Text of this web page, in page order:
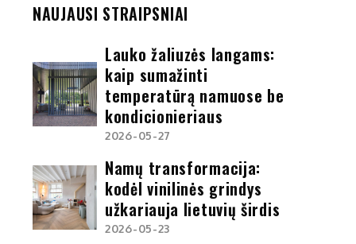
NAUJAUSI STRAIPSNIAI
Lauko žaliuzės langams:
kaip sumažinti
temperatūrą namuose be
kondicionieriaus
2026-05-27
Namų transformacija:
kodėl vinilinės grindys
užkariauja lietuvių širdis
2026-05-23